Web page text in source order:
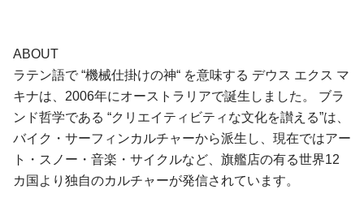
ABOUT
ラテン語で “機械仕掛けの神“ を意味する デウス エクス マ
キナは、2006年にオーストラリアで誕生しました。 ブラ
ンド哲学である “クリエイティビティな文化を讃える”は、
バイク・サーフィンカルチャーから派生し、現在ではアー
ト・スノー・音楽・サイクルなど、旗艦店の有る世界12
カ国より独自のカルチャーが発信されています。